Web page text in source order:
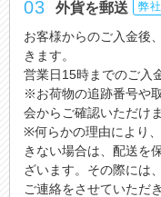
03 外貨を郵送 弊社
お客様からのご入金後
きます。
営業日15時までのご入
※お荷物の追跡番号や
会からご確認いただけま
※何らかの理由により
きない場合は、配送を
ざいます。その際には
ご連絡をさせていただ